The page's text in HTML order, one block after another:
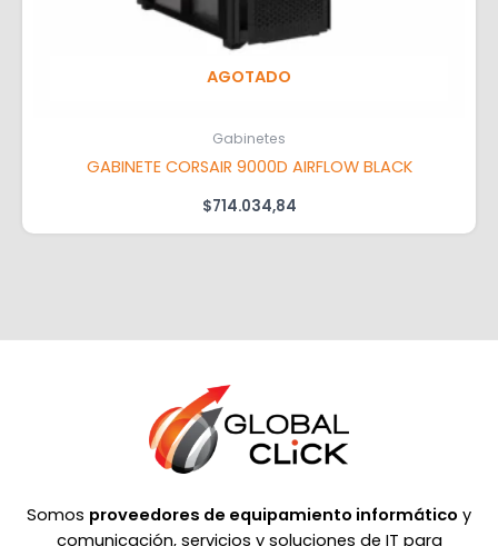
AGOTADO
Gabinetes
GABINETE CORSAIR 9000D AIRFLOW BLACK
$714.034,84
Somos proveedores de equipamiento informático y
comunicación, servicios y soluciones de IT para